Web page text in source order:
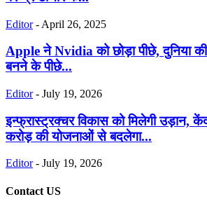
Editor - April 26, 2025
Apple ने Nvidia को छोड़ा पीछे, दुनिया
बनने के पीछे...
Editor - July 19, 2026
इन्फ्रास्ट्रक्चर विकास को मिलेगी उड़ान,
करोड़ की योजनाओं से बदलेगा...
Editor - July 19, 2026
Contact US